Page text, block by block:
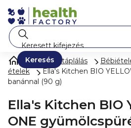
tartalomhoz
Keresés
Gyermektáplálás
ételek
Ella's Kitchen BIO
banánnal (90 g)
Ella's Kitchen BIO
ONE